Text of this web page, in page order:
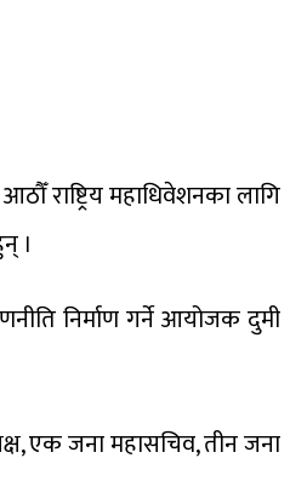
राष्ट्रिय महाधिवेशनका लागि
।
निर्माण गर्ने आयोजक दुमी
एक जना महासचिव, तीन जना